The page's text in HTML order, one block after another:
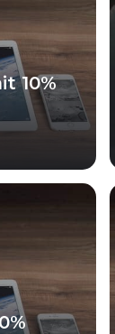
10%